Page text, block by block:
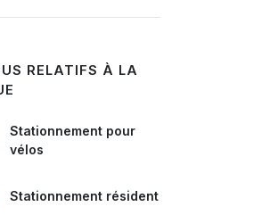
RELATIFS À LA
Stationnement pour
vélos
Stationnement résident